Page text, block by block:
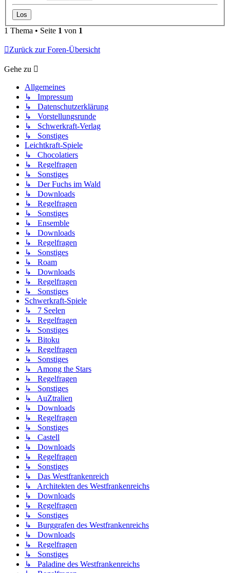
1 Thema • Seite 1 von 1
Zurück zur Foren-Übersicht
Gehe zu
Allgemeines
↳ Impressum
↳ Datenschutzerklärung
↳ Vorstellungsrunde
↳ Schwerkraft-Verlag
↳ Sonstiges
Leichtkraft-Spiele
↳ Chocolatiers
↳ Regelfragen
↳ Sonstiges
↳ Der Fuchs im Wald
↳ Downloads
↳ Regelfragen
↳ Sonstiges
↳ Ensemble
↳ Downloads
↳ Regelfragen
↳ Sonstiges
↳ Roam
↳ Downloads
↳ Regelfragen
↳ Sonstiges
Schwerkraft-Spiele
↳ 7 Seelen
↳ Regelfragen
↳ Sonstiges
↳ Bitoku
↳ Regelfragen
↳ Sonstiges
↳ Among the Stars
↳ Regelfragen
↳ Sonstiges
↳ AuZtralien
↳ Downloads
↳ Regelfragen
↳ Sonstiges
↳ Castell
↳ Downloads
↳ Regelfragen
↳ Sonstiges
↳ Das Westfrankenreich
↳ Architekten des Westfrankenreichs
↳ Downloads
↳ Regelfragen
↳ Sonstiges
↳ Burggrafen des Westfrankenreichs
↳ Downloads
↳ Regelfragen
↳ Sonstiges
↳ Paladine des Westfrankenreichs